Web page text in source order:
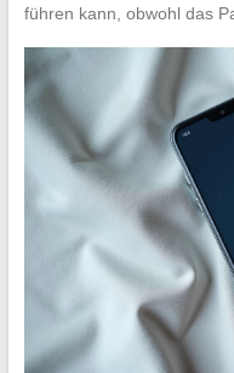
führen kann, obwohl das